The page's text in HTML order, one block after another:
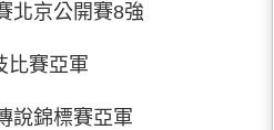
北京公開賽8強
比賽亞軍
說錦標賽亞軍